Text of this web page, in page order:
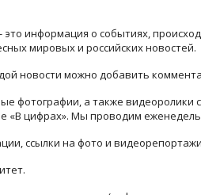
это информация о событиях,
мировых и российских новостей.
новости можно добавить
фотографии, а также видеоролики
«В цифрах». Мы проводим
ссылки на фото и